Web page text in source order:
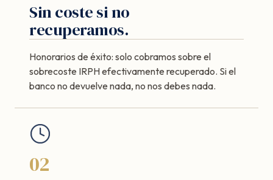
Sin coste si no
recuperamos.
Honorarios de éxito: solo cobramos sobre el
sobrecoste IRPH efectivamente recuperado. Si el
banco no devuelve nada, no nos debes nada.
02